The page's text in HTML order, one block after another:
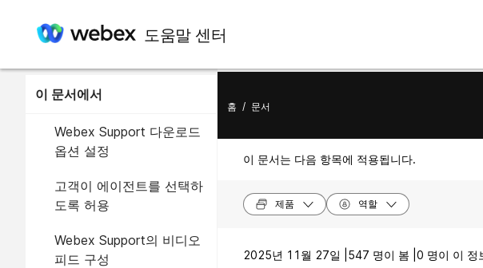
도움말 센터
이 문서에서
Webex Support 다운로드
옵션 설정
고객이 에이전트를 선택하
도록 허용
Webex Support의 비디오
피드 구성
홈 / 문서
이 문서는 다음 항목에 적용됩니다.
제품 역할
2025년 11월 27일 | 547 명이 봄 | 0 명이 이 정